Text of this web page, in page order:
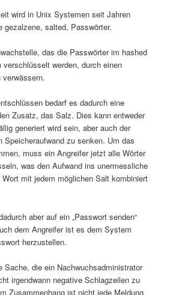
wird in Unix Systemen seit Jahren
gezalzene, salted, Passwörter.
das die Passwörter im hashed
verschlüsselt werden, durch einen
bedarf es dadurch eine
Zusatz, das Salz. Dies kann entweder
generiert wird sein, aber auch der
Speicheraufwand zu senken. Um das
muss ein Angreifer jetzt alle Wörter
was den Aufwand ins unermessliche
mit jedem möglichen Salt kombiniert
aber auf ein „Passwort senden“
dem Angreifer ist es dem System
herzustellen.
Sache, die ein Nachwuchsadministrator
irgendwann negative Schlagzeilen zu
Zusammenhang ist nicht jede Meldung